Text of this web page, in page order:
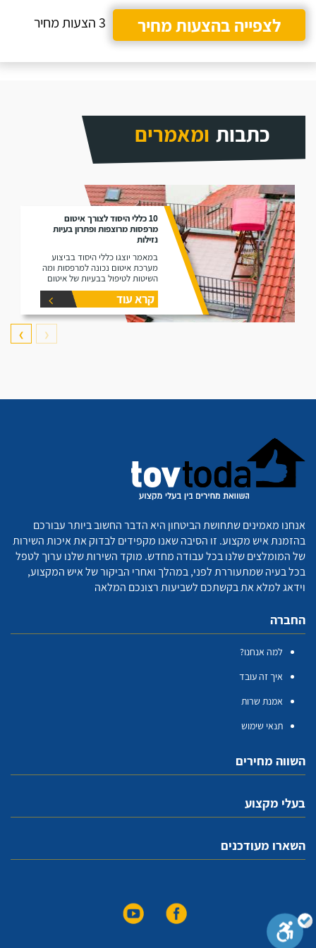
לצפייה בהצעות מחיר
3 הצעות מחיר
כתבות ומאמרים
10 כללי היסוד לצורך איטום
מרפסות מרוצפות ופתרון בעיות
נזילות
במאמר יוצגו כללי היסוד בביצוע
מערכת איטום נכונה למרפסות ומה
השיטות לטיפול בבעיות של איטום
מרפסות
קרא עוד
❮
❯
אנחנו מאמינים שתחושת הביטחון היא הדבר החשוב ביותר עבורכם
בהזמנת איש מקצוע. זו הסיבה שאנו מקפידים לבדוק את איכות השירות
של המומלצים שלנו בכל עבודה מחדש. מוקד השירות שלנו ערוך לטפל
בכל בעיה שמתעוררת לפני, במהלך ואחרי הביקור של איש המקצוע,
וידאג למלא את בקשתכם לשביעות רצונכם המלאה
החברה
למה אנחנו?
איך זה עובד
אמנת שרות
תנאי שימוש
השווה מחירים
בעלי מקצוע
השארו מעודכנים